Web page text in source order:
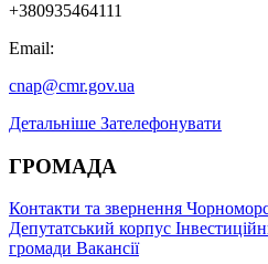
+380935464111
Email:
cnap@cmr.gov.ua
Детальніше Зателефонувати
ГРОМАДА
Контакти та звернення
Депутатський корпус
громади Вакансії